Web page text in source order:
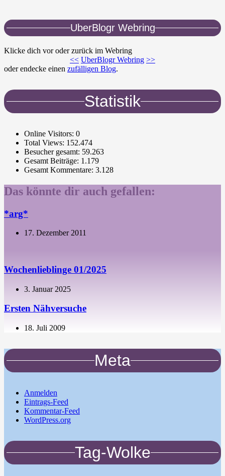
UberBlogr Webring
Klicke dich vor oder zurück im Webring
<< UberBlogr Webring >>
oder endecke einen zufälligen Blog.
Statistik
Online Visitors: 0
Total Views: 152.474
Besucher gesamt: 59.263
Gesamt Beiträge: 1.179
Gesamt Kommentare: 3.128
Das könnte dir auch gefallen:
*arg*
17. Dezember 2011
Wochenlieblinge 01/2025
3. Januar 2025
Ersten Nähversuche
18. Juli 2009
Meta
Anmelden
Eintrags-Feed
Kommentar-Feed
WordPress.org
Tag-Wolke